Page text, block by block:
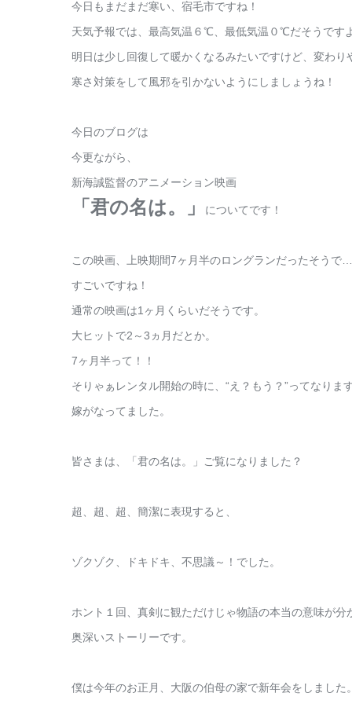
今日もまだまだ寒い、宿毛市ですね！
天気予報では、最高気温６℃、最低気温０℃だそうですよ
明日は少し回復して暖かくなるみたいですけど、変わり
寒さ対策をして風邪を引かないようにしましょうね！
今日のブログは
今更ながら、
新海誠監督のアニメーション映画
「君の名は。」 についてです！
この映画、上映期間7ヶ月半のロングランだったそうで…
すごいですね！
通常の映画は1ヶ月くらいだそうです。
大ヒットで2～3ヵ月だとか。
7ヶ月半って！！
そりゃぁレンタル開始の時に、“え？もう？”ってなります
嫁がなってました。
皆さまは、「君の名は。」ご覧になりました？
超、超、超、簡潔に表現すると、
ゾクゾク、ドキドキ、不思議～！でした。
ホント１回、真剣に観ただけじゃ物語の本当の意味が分
奥深いストーリーです。
僕は今年のお正月、大阪の伯母の家で新年会をしました。